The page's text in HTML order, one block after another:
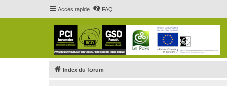
Accès rapide FAQ
Index du forum